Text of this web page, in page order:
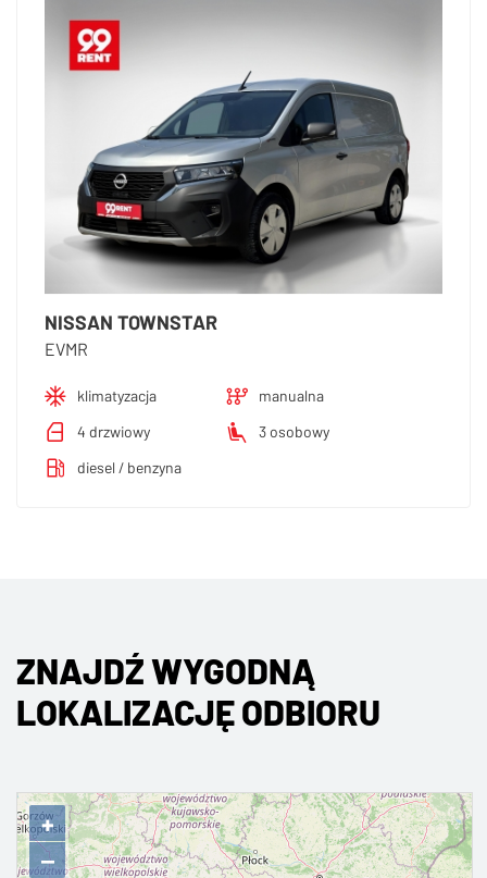
NISSAN TOWNSTAR
EVMR
klimatyzacja
manualna
4 drzwiowy
3 osobowy
diesel / benzyna
ZNAJDŹ WYGODNĄ
LOKALIZACJĘ ODBIORU
+
−